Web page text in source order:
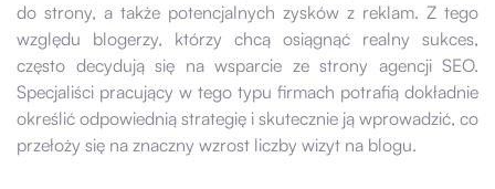
do strony, a także potencjalnych zysków z reklam. Z tego
względu blogerzy, którzy chcą osiągnąć realny sukces,
często decydują się na wsparcie ze strony agencji SEO.
Specjaliści pracujący w tego typu firmach potrafią dokładnie
określić odpowiednią strategię i skutecznie ją wprowadzić, co
przełoży się na znaczny wzrost liczby wizyt na blogu.